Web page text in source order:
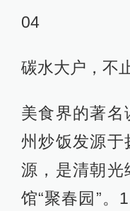
04
碳水大户，不
美食界的著名
州炒饭发源于
源，是清朝光
馆“聚春园”。